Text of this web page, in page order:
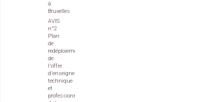
à
Bruxelles
AVIS
n°2
Plan
de
redéploiement
de
l'offre
d'enseignement
technique
et
professionnel